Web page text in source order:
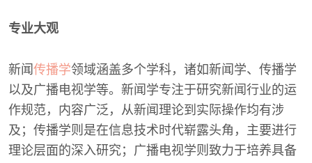
专业大观
新闻 传播学领域涵盖多个学科，诸如新闻学、传播学
以及广播电视学等。新闻学专注于研究新闻行业的运
作规范，内容广泛，从新闻理论到实际操作均有涉
及；传播学则是在信息技术时代崭露头角，主要进行
理论层面的深入研究；广播电视学则致力于培养具备